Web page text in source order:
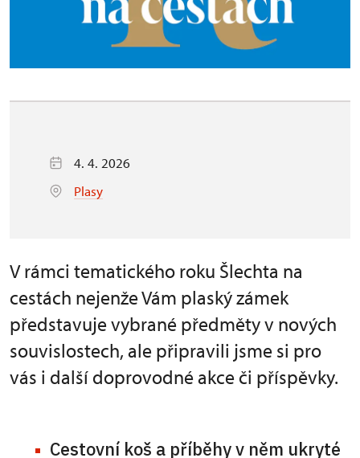
4. 4. 2026
Plasy
V rámci tematického roku Šlechta na
cestách nejenže Vám plaský zámek
představuje vybrané předměty v nových
souvislostech, ale připravili jsme si pro
vás i další doprovodné akce či příspěvky.
Cestovní koš a příběhy v něm ukryté